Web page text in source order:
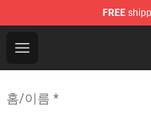
FREE
Open menu
Anime Backpack
홈/이름 *